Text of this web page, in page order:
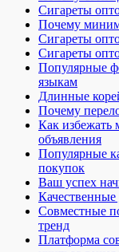
Сигареты
Почему
Сигареты
Сигареты
Популярные
языкам
Длинные
Почему
Как избежать
объявления
Популярные
покупок
Ваш успех
Совместные
тренд
Платформа